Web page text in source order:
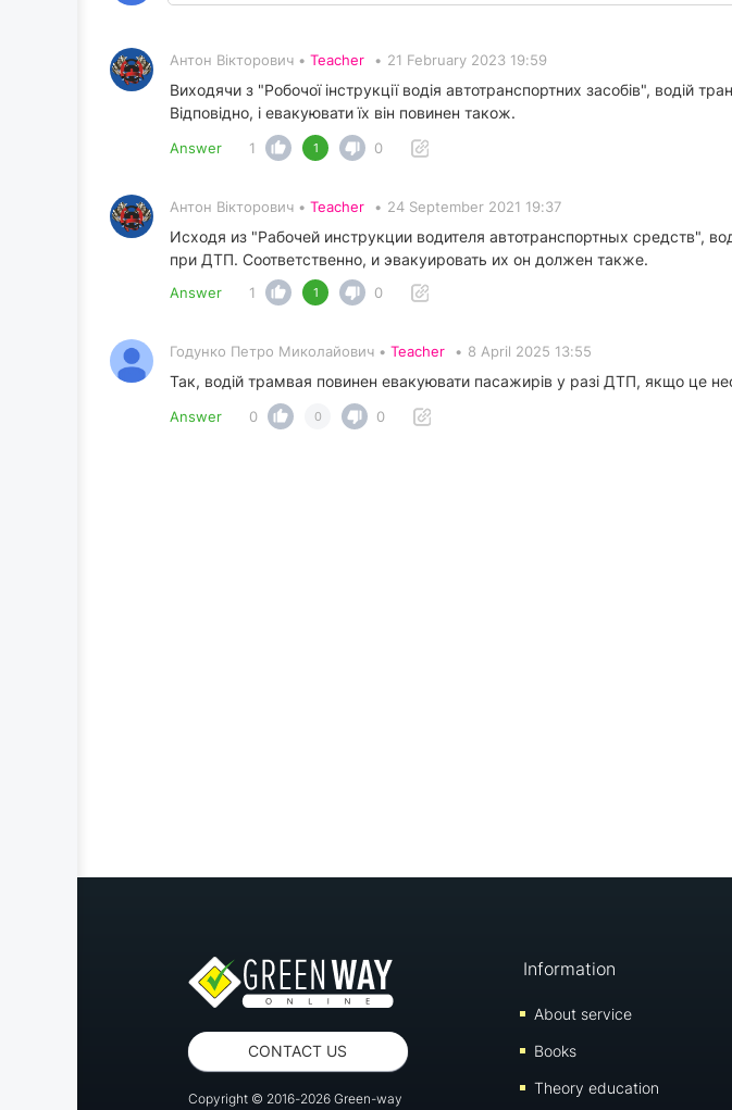
Антон Вікторович • Teacher • 21 February 2023 19:59
Виходячи з "Робочої інструкції водія автотранспортних засобів", водій
Відповідно, і евакуювати їх він повинен також.
Answer 1 1 0
Антон Вікторович • Teacher • 24 September 2021 19:37
Исходя из "Рабочей инструкции водителя автотранспортных средств",
при ДТП. Соответственно, и эвакуировать их он должен также.
Answer 1 1 0
Годунко Петро Миколайович • Teacher • 8 April 2025 13:55
Так, водій трамвая повинен евакуювати пасажирів у разі ДТП, якщо це
Answer 0 0 0
CONTACT US
Copyright © 2016-2026 Green-way
Information
About service
Books
Theory education